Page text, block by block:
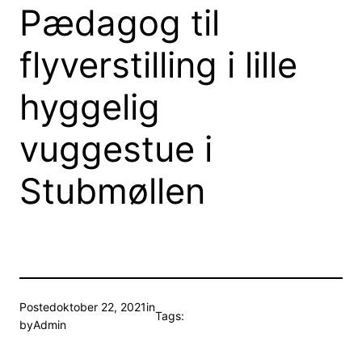
Pædagog til
flyverstilling i lille
hyggelig
vuggestue i
Stubmøllen
Postedoktober 22, 2021in
byAdmin
Tags: